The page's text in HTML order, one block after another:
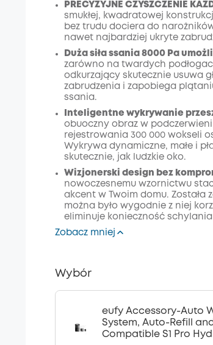
PRECYZYJNE CZYSZCZENIE
smukłej, kwadratowej
bez trudu dociera do
nawet najbardziej ukryte
Duża siła ssania 8000 Pa
zarówno na twardych
odkurzający skutecznie usuwa
zabrudzenia i zapobiega
ssania.
Inteligentne wykrywanie
obuoczny obraz w podczerwieni
rejestrowania 300 000 wokseli
Wykrywa dynamiczne, małe i
skutecznie, jak ludzkie oko.
Wizjonerski design bez
nowoczesnemu wzornictwu
akcent w Twoim domu.
można było wygodnie z niej
eliminuje konieczność schylania
Zobacz mniej
Wybór
eufy Accessory-Auto
System, Auto-Refill
Compatible S1 Pro